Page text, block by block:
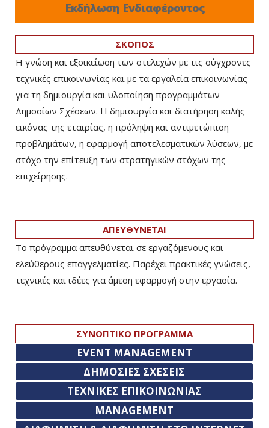
Εκδήλωση Ενδιαφέροντος
ΣΚΟΠΟΣ
Η γνώση και εξοικείωση των στελεχών με τις σύγχρονες
τεχνικές επικοινωνίας και με τα εργαλεία επικοινωνίας
για τη δημιουργία και υλοποίηση προγραμμάτων
Δημοσίων Σχέσεων. Η δημιουργία και διατήρηση καλής
εικόνας της εταιρίας, η πρόληψη και αντιμετώπιση
προβλημάτων, η εφαρμογή αποτελεσματικών λύσεων, με
στόχο την επίτευξη των στρατηγικών στόχων της
επιχείρησης.
ΑΠΕΥΘΥΝΕΤΑΙ
Το πρόγραμμα απευθύνεται σε εργαζόμενους και
ελεύθερους επαγγελματίες. Παρέχει πρακτικές γνώσεις,
τεχνικές και ιδέες για άμεση εφαρμογή στην εργασία.
ΣΥΝΟΠΤΙΚΟ ΠΡΟΓΡΑΜΜΑ
EVENT MANAGEMENT
ΔΗΜΟΣΙΕΣ ΣΧΕΣΕΙΣ
ΤΕΧΝΙΚΕΣ ΕΠΙΚΟΙΝΩΝΙΑΣ
MANAGEMENT